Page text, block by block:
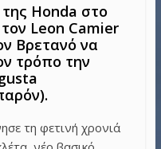
Honda στο
Leon Camier
Βρετανό να
τρόπο την
τη φετινή χρονιά